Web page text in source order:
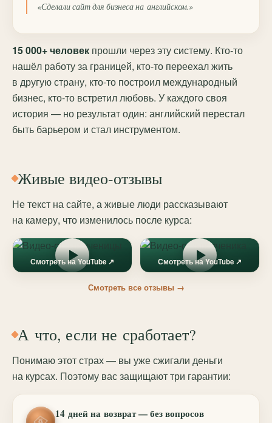
«Сделали сайт для бизнеса на английском.»
15 000+ человек прошли через эту систему. Кто-то
нашёл работу за границей, кто-то переехал жить
в другую страну, кто-то построил международный
бизнес, кто-то встретил любовь. У каждого своя
история — но результат один: английский перестал
быть барьером и стал инструментом.
Живые видео-отзывы
Не текст на сайте, а живые люди рассказывают
на камеру, что изменилось после курса:
Смотреть на YouTube ↗ Смотреть на YouTube ↗
Смотреть все отзывы →
А что, если не сработает?
Понимаю этот страх — вы уже сжигали деньги
на курсах. Поэтому вас защищают три гарантии:
14 дней на возврат — без вопросов